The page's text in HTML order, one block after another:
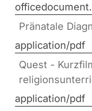
Pränatale
application/pdf
Quest -
application/pdf